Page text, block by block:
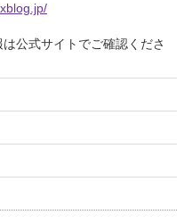
公式サイトでご確認くださ